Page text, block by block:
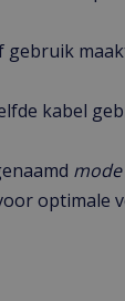
gebruik
kabel
optimale